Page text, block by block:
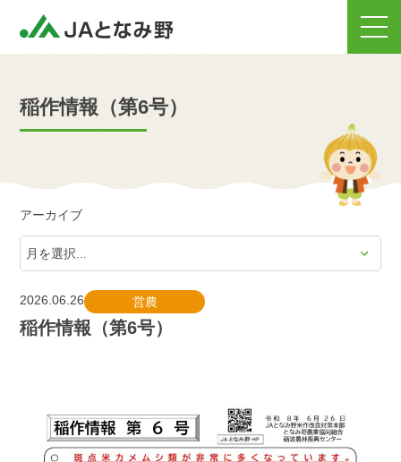
稲作情報（第6号）
アーカイブ
2026.06.26 営農
稲作情報（第6号）